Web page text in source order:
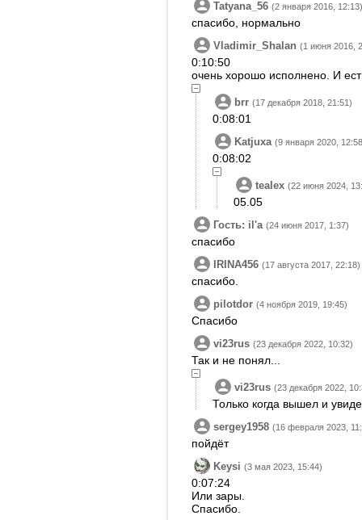
Tatyana_56 (2 января 2016, 12:13)
спасибо, нормально
Vladimir_Shalan (1 июня 2016,
0:10:50
очень хорошо исполнено. И
brr (17 декабря 2018, 21:51)
0:08:01
Katjuxa (9 января 2020,
0:08:02
tealex (22 июня 2024,
05.05
Гость: ilʹa (24 июня 2017, 1:37)
спасибо
IRINA456 (17 августа 2017, 22:18)
спасибо.
pilotdor (4 ноября 2019, 19:45)
Спасибо
vi23rus (23 декабря 2022, 10:32)
Так и не понял...
vi23rus (23 декабря 2022,
Только когда вышел и
sergey1958 (16 февраля 2023,
пойдёт
Keysi (3 мая 2023, 15:44)
0:07:24
Или зары.
Спасибо.